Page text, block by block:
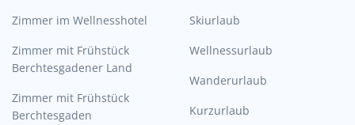
Zimmer im Wellnesshotel
Zimmer mit Frühstück
Berchtesgadener Land
Zimmer mit Frühstück
Berchtesgaden
Skiurlaub
Wellnessurlaub
Wanderurlaub
Kurzurlaub